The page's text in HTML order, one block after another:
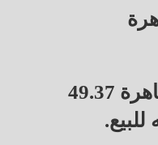
سجل الدولار في بنك القاهرة 49.37